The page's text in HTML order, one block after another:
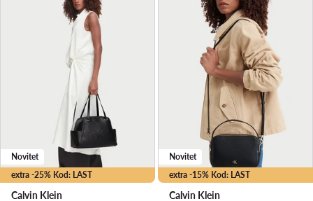
extra -25% Kod: LAST
Novitet
Calvin Klein
extra -15% Kod: LAST
Novitet
Calvin Klein